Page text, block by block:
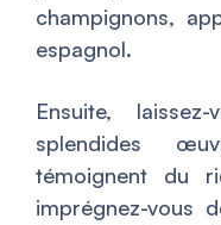
champignons,
espagnol.
Ensuite,
splendides
témoignent du
imprégnez-vous